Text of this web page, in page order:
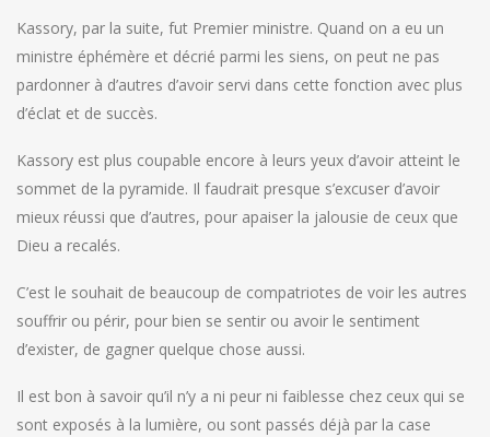
Kassory, par la suite, fut Premier ministre. Quand on a eu un
ministre éphémère et décrié parmi les siens, on peut ne pas
pardonner à d’autres d’avoir servi dans cette fonction avec plus
d’éclat et de succès.
Kassory est plus coupable encore à leurs yeux d’avoir atteint le
sommet de la pyramide. Il faudrait presque s’excuser d’avoir
mieux réussi que d’autres, pour apaiser la jalousie de ceux que
Dieu a recalés.
C’est le souhait de beaucoup de compatriotes de voir les autres
souffrir ou périr, pour bien se sentir ou avoir le sentiment
d’exister, de gagner quelque chose aussi.
Il est bon à savoir qu’il n’y a ni peur ni faiblesse chez ceux qui se
sont exposés à la lumière, ou sont passés déjà par la case